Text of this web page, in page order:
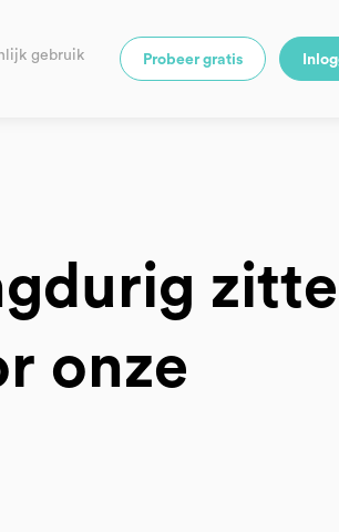
gebruik Probeer gratis
onze